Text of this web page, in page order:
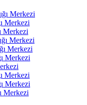
Merkezi
Merkezi
Merkezi
Merkezi
Merkezi
Merkezi
Merkezi
Merkezi
Merkezi